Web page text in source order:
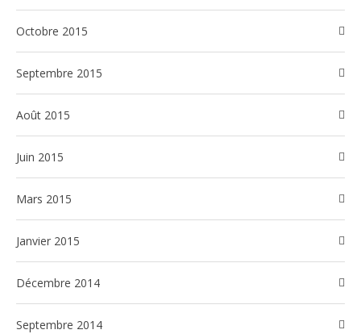
octobre 2015
septembre 2015
août 2015
juin 2015
mars 2015
janvier 2015
décembre 2014
septembre 2014